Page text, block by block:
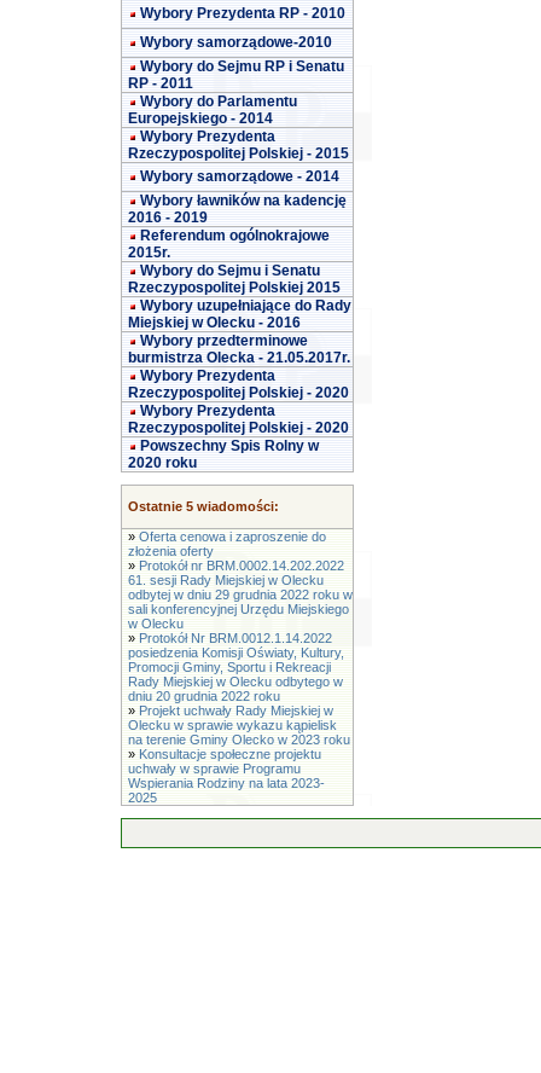
Wybory Prezydenta RP - 2010
Wybory samorządowe-2010
Wybory do Sejmu RP i Senatu
RP - 2011
Wybory do Parlamentu
Europejskiego - 2014
Wybory Prezydenta
Rzeczypospolitej Polskiej - 2015
Wybory samorządowe - 2014
Wybory ławników na kadencję
2016 - 2019
Referendum ogólnokrajowe
2015r.
Wybory do Sejmu i Senatu
Rzeczypospolitej Polskiej 2015
Wybory uzupełniające do Rady
Miejskiej w Olecku - 2016
Wybory przedterminowe
burmistrza Olecka - 21.05.2017r.
Wybory Prezydenta
Rzeczypospolitej Polskiej - 2020
Wybory Prezydenta
Rzeczypospolitej Polskiej - 2020
Powszechny Spis Rolny w
2020 roku
Ostatnie 5 wiadomości:
» Oferta cenowa i zaproszenie do
złożenia oferty
» Protokół nr BRM.0002.14.202.2022
61. sesji Rady Miejskiej w Olecku
odbytej w dniu 29 grudnia 2022 roku w
sali konferencyjnej Urzędu Miejskiego
w Olecku
» Protokół Nr BRM.0012.1.14.2022
posiedzenia Komisji Oświaty, Kultury,
Promocji Gminy, Sportu i Rekreacji
Rady Miejskiej w Olecku odbytego w
dniu 20 grudnia 2022 roku
» Projekt uchwały Rady Miejskiej w
Olecku w sprawie wykazu kąpielisk
na terenie Gminy Olecko w 2023 roku
» Konsultacje społeczne projektu
uchwały w sprawie Programu
Wspierania Rodziny na lata 2023-
2025